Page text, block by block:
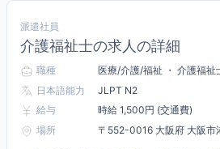
派遣社員
介護福祉士の求人の詳細
職種
医療/介護/福祉 ・ 介護福祉
日本語能力
JLPT N2
給与
時給 1,500円 (交通費)
場所
〒552-0016 大阪府 大阪市